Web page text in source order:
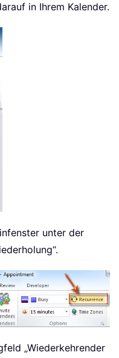
in Ihrem Kalender.
unter der
„Wiederkehrender